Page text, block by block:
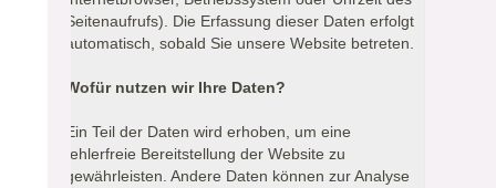
Seitenaufrufs). Die Erfassung dieser Daten erfolgt
automatisch, sobald Sie unsere Website betreten.
Wofür nutzen wir Ihre Daten?
Ein Teil der Daten wird erhoben, um eine
fehlerfreie Bereitstellung der Website zu
gewährleisten. Andere Daten können zur Analyse